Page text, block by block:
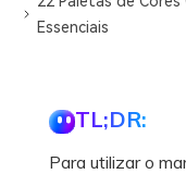
Essenciais
TL;DR:
Para utilizar o